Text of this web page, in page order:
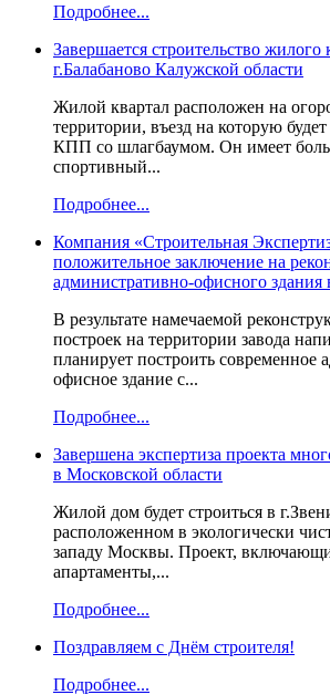
Подробнее...
Завершается строительство жилого
г.Балабаново Калужской области
Жилой квартал расположен на
территории, въезд на которую
КПП со шлагбаумом. Он имеет
спортивный...
Подробнее...
Компания «Строительная
положительное заключение на
административно-офисного здания
В результате намечаемой
построек на территории завода
планирует построить современное
офисное здание с...
Подробнее...
Завершена экспертиза проекта
в Московской области
Жилой дом будет строиться в
расположенном в экологически
западу Москвы. Проект,
апартаменты,...
Подробнее...
Поздравляем с Днём строителя!
Подробнее...